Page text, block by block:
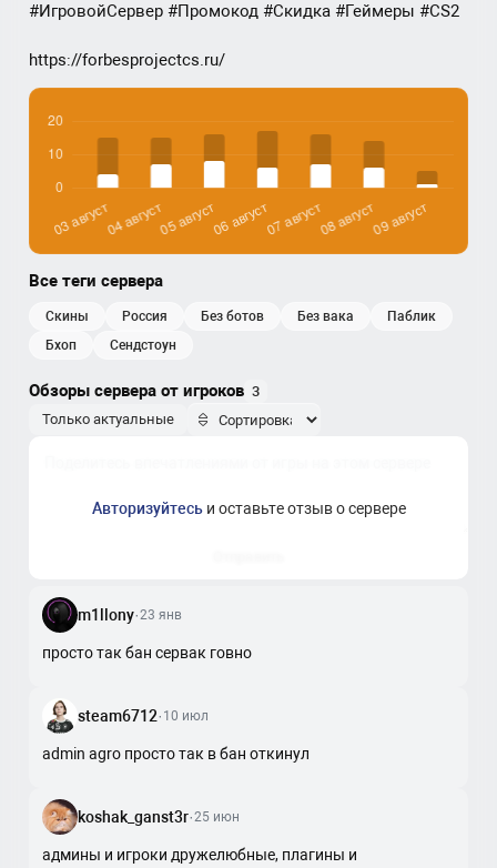
#ИгровойСервер #Промокод #Скидка #Геймеры #CS2
https://forbesprojectcs.ru/
Все теги сервера
скины россия без ботов без вака
паблик
бхоп
сендстоун
Обзоры сервера от игроков 3
Только актуальные
Авторизуйтесьи оставьте отзыв о сервере
m1llony·23 янв
просто так бан сервак говно
steam6712· 10 июл
admin agro просто так в бан откинул
koshak_ganst3r·25 июн
админы и игроки дружелюбные, плагины и